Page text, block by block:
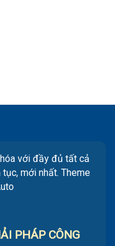
với đầy đủ tất cả
mới nhất. Theme
PHÁP CÔNG